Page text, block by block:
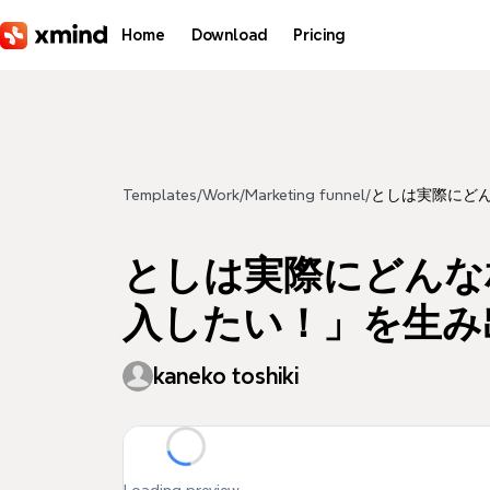
Home Download Pricing
Templates/Work/Marketing funnel/としは実際にど
としは実際にどん
入したい！」を生
kaneko toshiki